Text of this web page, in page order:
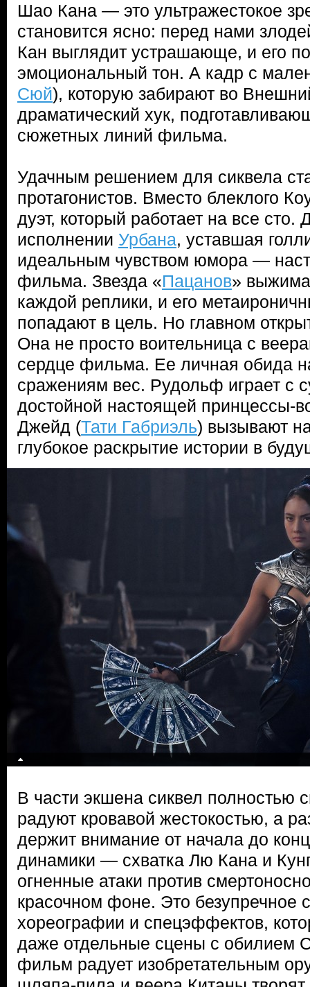
Шао Кана — это ультражестокое
становится ясно: перед нами
Кан выглядит устрашающе, и его
эмоциональный тон. А кадр с
Сюй), которую забирают во
драматический хук,
сюжетных линий фильма.
Удачным решением для сиквела
протагонистов. Вместо блеклого
дуэт, который работает на все
исполнении Урбана, уставшая
идеальным чувством юмора —
фильма. Звезда «Пацанов»
каждой реплики, и его
попадают в цель. Но главном
Она не просто воительница с
сердце фильма. Ее личная обида
сражениям вес. Рудольф играет с
достойной настоящей принцессы-
Джейд (Тати Габриэль) вызывают
глубокое раскрытие истории в
В части экшена сиквел полностью
радуют кровавой жестокостью, а
держит внимание от начала до
динамики — схватка Лю Кана и
огненные атаки против
красочном фоне. Это безупречное
хореографии и спецэффектов,
даже отдельные сцены с обилием
фильм радует изобретательным